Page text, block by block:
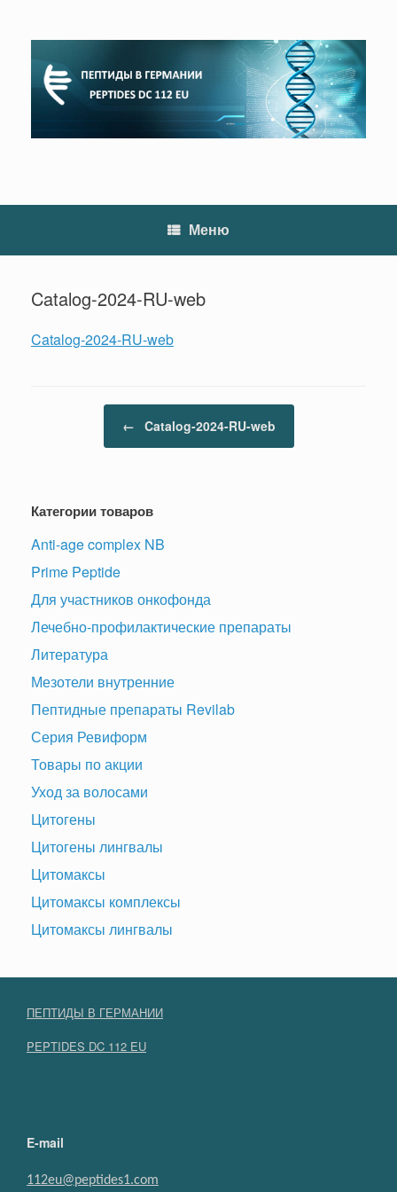
содержанию
Меню
Catalog-2024-RU-web
Catalog-2024-RU-web
← Catalog-2024-RU-web
Категории товаров
Anti-age complex NB
Prime Peptide
Для участников онкофонда
Лечебно-профилактические препараты
Литература
Мезотели внутренние
Пептидные препараты Revilab
Серия Ревиформ
Товары по акции
Уход за волосами
Цитогены
Цитогены лингвалы
Цитомаксы
Цитомаксы комплексы
Цитомаксы лингвалы
ПЕПТИДЫ В ГЕРМАНИИ
PEPTIDES DC 112 EU
E-mail
112eu@peptides1.com